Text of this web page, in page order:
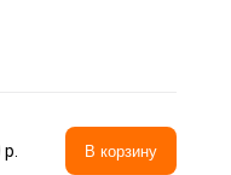
В корзину